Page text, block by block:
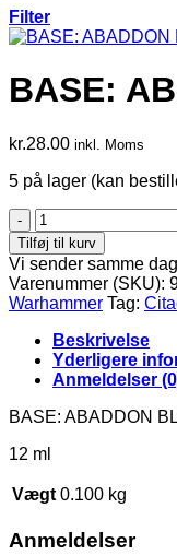
Filter
BASE:
kr.28.00 inkl. Moms
5 på lager (kan
BASE:
ABADDON
BLACK
antal
Tilføj til kurv
Vi sender samme
Varenummer (SKU):
Warhammer Tag:
Beskrivelse
Yderligere
Anmeldelser
BASE: ABADDON
12 ml
Vægt 0.100 kg
Anmeldelser